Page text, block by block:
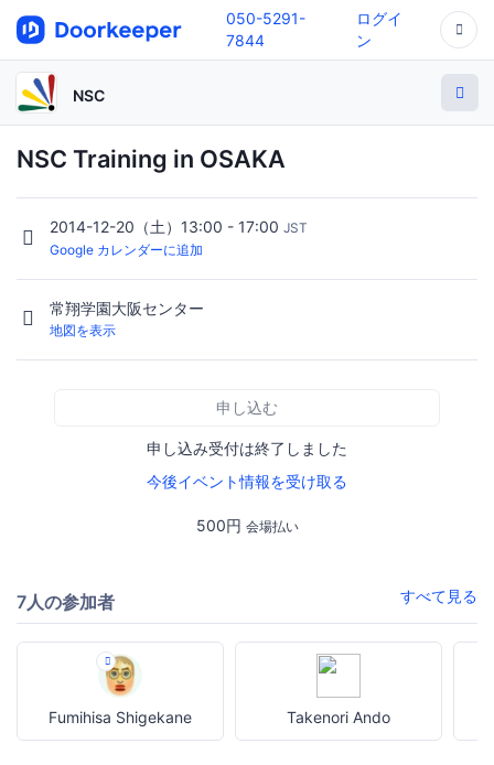
050-5291-
7844
ログイ
ン
NSC
NSC Training in OSAKA
2014-12-20（土）13:00 - 17:00 JST
Google カレンダーに追加
常翔学園大阪センター
地図を表示
申し込む
申し込み受付は終了しました
今後イベント情報を受け取る
500円 会場払い
7人の参加者 すべて見る
Fumihisa Shigekane Takenori Ando